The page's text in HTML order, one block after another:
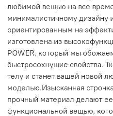
любимой вещью на все
минималистичному дизайну
ориентированным на
изготовлена из
POWER, который мы
быстросохнущие свойства.
телу и станет вашей новой
моделью.Изысканная
прочный материал делают
функциональной вещью,